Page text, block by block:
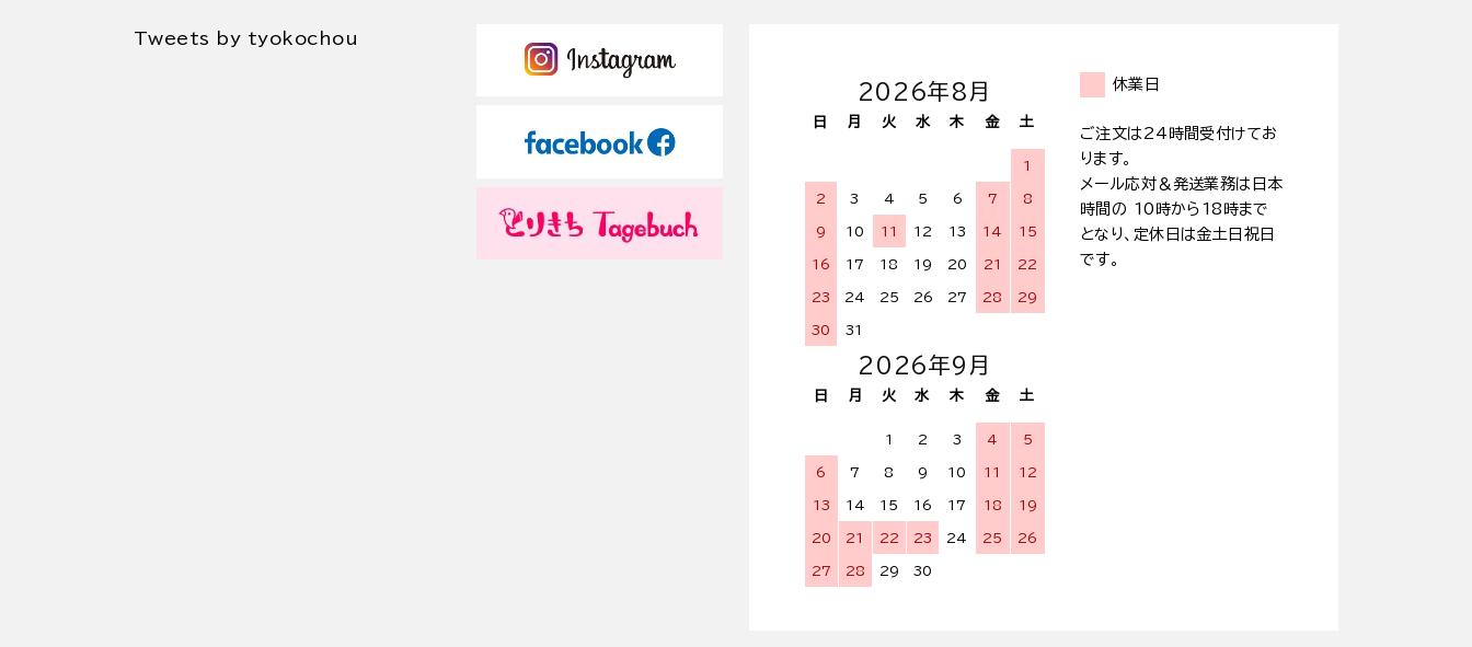
Tweets by tyokochou
2026年8月
日 月 火 水 木 金 土
1
2 3 4 5 6 7 8
9 10 11 12 13 14 15
16 17 18 19 20 21 22
23 24 25 26 27 28 29
30 31
2026年9月
日 月 火 水 木 金 土
1 2 3 4 5
6 7 8 9 10 11 12
13 14 15 16 17 18 19
20 21 22 23 24 25 26
27 28 29 30
休業日
ご注文は24時間受付けてお
ります。
メール応対＆発送業務は日本
時間の 10時から18時まで
となり、定休日は金土日祝日
です。